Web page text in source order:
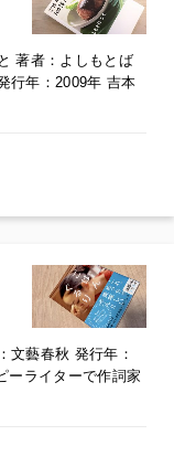
著者：よしもとば
行年：2009年 吉本
文藝春秋 発行年：
ーライターで作詞家